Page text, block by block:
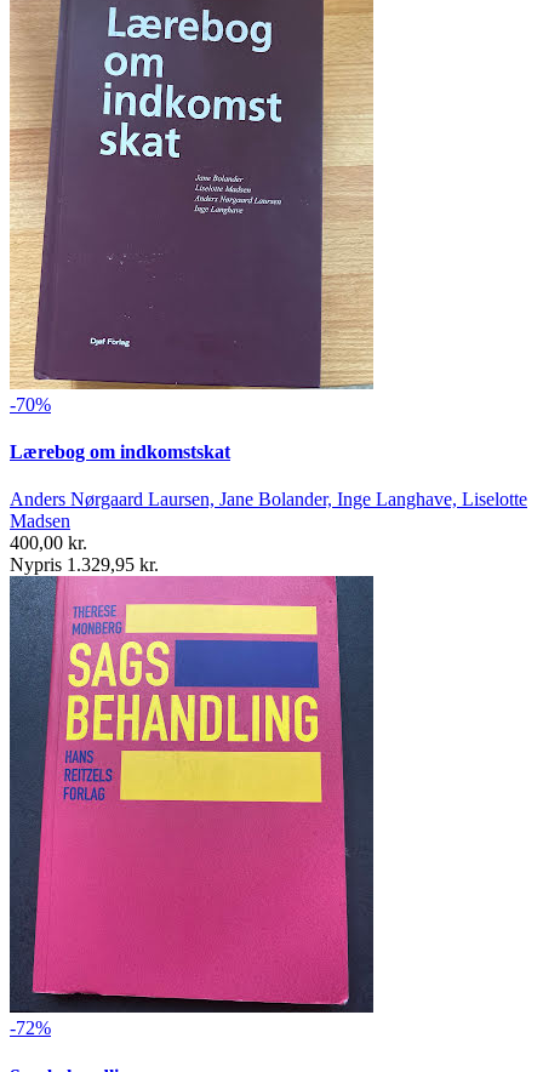
-70%
Lærebog om indkomstskat
Anders Nørgaard Laursen, Jane Bolander, Inge Langhave, Liselotte
Madsen
400,00 kr.
Nypris 1.329,95 kr.
-72%